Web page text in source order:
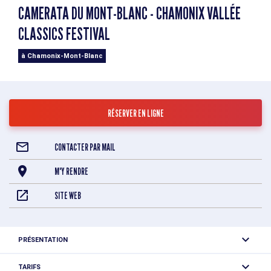
CAMERATA DU MONT-BLANC - CHAMONIX VALLÉE
CLASSICS FESTIVAL
à Chamonix-Mont-Blanc
RÉSERVER EN LIGNE
CONTACTER PAR MAIL
M'Y RENDRE
SITE WEB
PRÉSENTATION
Le 31 juillet 2024, nous aurons le grand plaisir d’accueillir la
TARIFS